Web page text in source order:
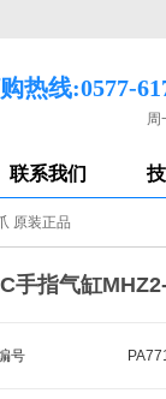
:0577-
周
联系我们
原装正品
手指气缸
号